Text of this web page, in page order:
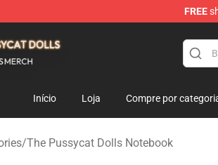
FREE
Início Loja Compre por
/The Pussycat Dolls Notebook